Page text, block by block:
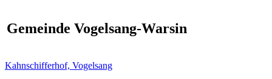
Gemeinde Vogelsang-Warsin
Kahnschifferhof, Vogelsang